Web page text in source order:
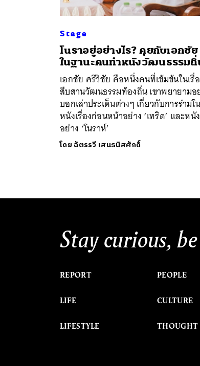
Stage
โนราอยู่อย่างไร? คุยกับเอกชั
ในฐานะคนทำหนังวัฒนธรรม
เอกชัย ศรีวิชัย คือหนึ่งคนที่เข้มข้นในเรื่
สืบสานวัฒนธรรมท้องถิ่น เขาพยายามอ
บอกเล่าประเด็นต่างๆ เกี่ยวกับการรำมโ
หนังเรื่องก่อนหน้าอย่าง ‘เทริด’ และหนั
อย่าง ‘โนราห์’
โดยฉัตรรวี เสนธนิสศักดิ์
Stay curious,
REPORT
LIFE
LIFESTYLE
PEOPLE
CULTURE
THOUGHT